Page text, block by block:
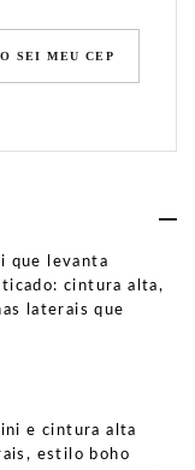
SEI MEU CEP
que levanta
cintura alta,
laterais que
e cintura alta
estilo boho